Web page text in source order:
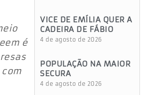
é
VICE DE EMÍLIA QUER A
CADEIRA DE FÁBIO
4 de agosto de 2026
POPULAÇÃO NA MAIOR
SECURA
4 de agosto de 2026